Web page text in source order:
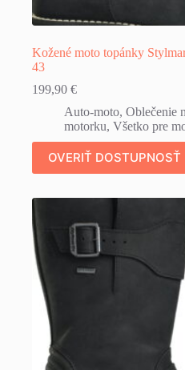
Kožené moto topánky
43
199,90 €
Auto-moto, Oblečenie
motorku, Všetko pre
OVERIŤ DOSTUPNOSŤ